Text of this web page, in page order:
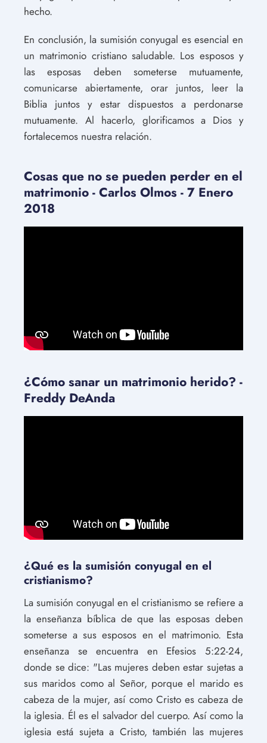
hecho.
En conclusión, la sumisión conyugal es esencial en
un matrimonio cristiano saludable. Los esposos y
las esposas deben someterse mutuamente,
comunicarse abiertamente, orar juntos, leer la
Biblia juntos y estar dispuestos a perdonarse
mutuamente. Al hacerlo, glorificamos a Dios y
fortalecemos nuestra relación.
Cosas que no se pueden perder en el
matrimonio - Carlos Olmos - 7 Enero
2018
¿Cómo sanar un matrimonio herido? -
Freddy DeAnda
¿Qué es la sumisión conyugal en el
cristianismo?
La sumisión conyugal en el cristianismo se refiere a
la enseñanza bíblica de que las esposas deben
someterse a sus esposos en el matrimonio. Esta
enseñanza se encuentra en Efesios 5:22-24,
donde se dice: "Las mujeres deben estar sujetas a
sus maridos como al Señor, porque el marido es
cabeza de la mujer, así como Cristo es cabeza de
la iglesia. Él es el salvador del cuerpo. Así como la
iglesia está sujeta a Cristo, también las mujeres